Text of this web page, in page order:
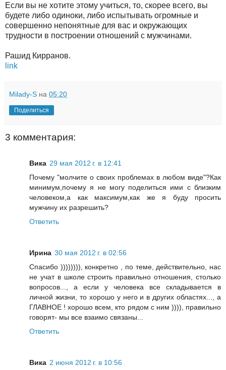
Если вы не хотите этому учиться, то, скорее всего, вы
будете либо одиноки, либо испытывать огромные и
совершенно непонятные для вас и окружающих
трудности в построении отношений с мужчинами.
Рашид Кирранов.
link
Milady-S на 05:20
Поделиться
3 комментария:
Вика 29 мая 2012 г. в 12:41
Почему "молчите о своих проблемах в любом виде"?Как
минимум,почему я не могу поделиться ими с близким
человеком,а как максимум,как же я буду просить
мужчину их разрешить?
Ответить
Ирина 30 мая 2012 г. в 02:56
Спасибо )))))))), конкретно , по теме, действительно, нас
не учат в школе строить правильно отношения, столько
вопросов..., а если у человека все складывается в
личной жизни, то хорошо у него и в других областях..., а
ГЛАВНОЕ ! хорошо всем, кто рядом с ним )))), правильно
говорят- мы все взаимо связаны...
Ответить
Вика 2 июня 2012 г. в 10:56